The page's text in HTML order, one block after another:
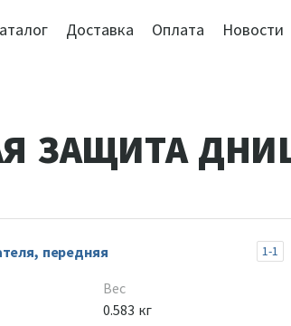
Доставка Оплата Новости
ЗАЩИТА
передняя 1-1
Вес
0.583 кг